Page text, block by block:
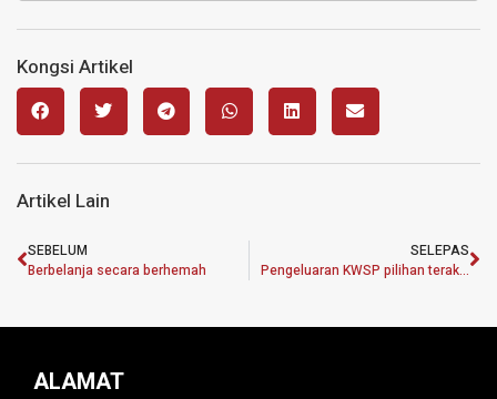
Kongsi Artikel
Artikel Lain
SEBELUM
Berbelanja secara berhemah
SELEPAS
Pengeluaran KWSP pilihan terakhir, kerajaan perlu cari langkah lain bantu rakyat memerlukan
ALAMAT